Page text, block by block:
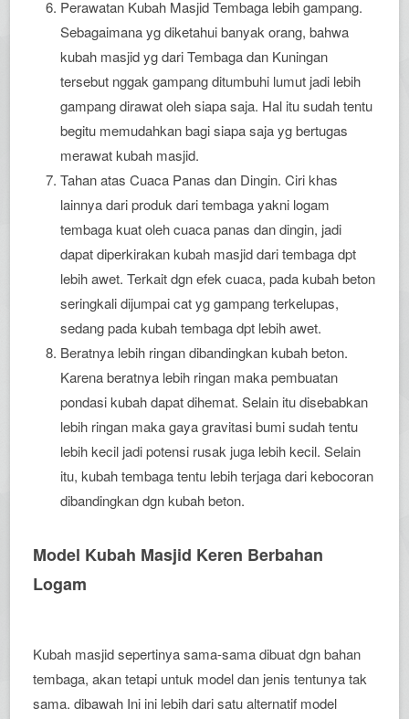
Perawatan Kubah Masjid Tembaga lebih gampang.
Sebagaimana yg diketahui banyak orang, bahwa
kubah masjid yg dari Tembaga dan Kuningan
tersebut nggak gampang ditumbuhi lumut jadi lebih
gampang dirawat oleh siapa saja. Hal itu sudah tentu
begitu memudahkan bagi siapa saja yg bertugas
merawat kubah masjid.
Tahan atas Cuaca Panas dan Dingin. Ciri khas
lainnya dari produk dari tembaga yakni logam
tembaga kuat oleh cuaca panas dan dingin, jadi
dapat diperkirakan kubah masjid dari tembaga dpt
lebih awet. Terkait dgn efek cuaca, pada kubah beton
seringkali dijumpai cat yg gampang terkelupas,
sedang pada kubah tembaga dpt lebih awet.
Beratnya lebih ringan dibandingkan kubah beton.
Karena beratnya lebih ringan maka pembuatan
pondasi kubah dapat dihemat. Selain itu disebabkan
lebih ringan maka gaya gravitasi bumi sudah tentu
lebih kecil jadi potensi rusak juga lebih kecil. Selain
itu, kubah tembaga tentu lebih terjaga dari kebocoran
dibandingkan dgn kubah beton.
Model Kubah Masjid Keren Berbahan
Logam
Kubah masjid sepertinya sama-sama dibuat dgn bahan
tembaga, akan tetapi untuk model dan jenis tentunya tak
sama. dibawah Ini ini lebih dari satu alternatif model